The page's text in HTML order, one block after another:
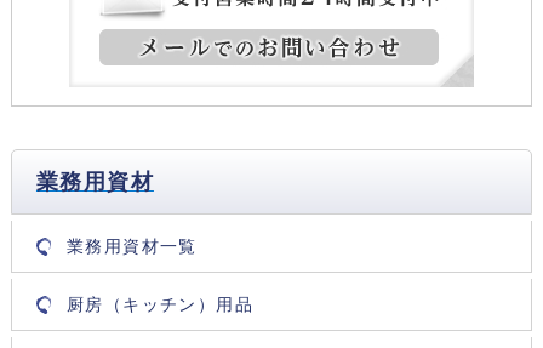
業務用資材
業務用資材一覧
厨房（キッチン）用品